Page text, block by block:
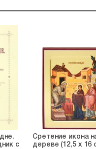
с
Сретение икона
дереве (12,5 х 16